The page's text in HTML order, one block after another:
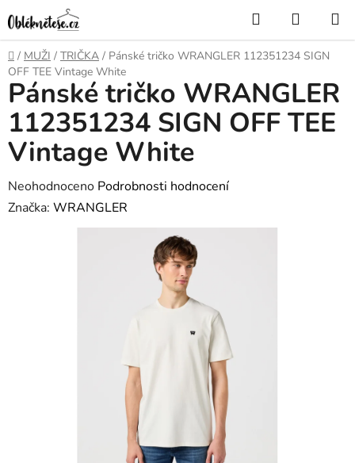
na
obsah
Hledat
KOŠÍK
Domů
/ MUŽI / TRIČKA / Pánské tričko WRANGLER 112351234 SIGN
OFF TEE Vintage White
Pánské tričko WRANGLER
112351234 SIGN OFF TEE
Vintage White
Průměrné
hodnocení
Neohodnoceno Podrobnosti hodnocení
Značka: WRANGLER